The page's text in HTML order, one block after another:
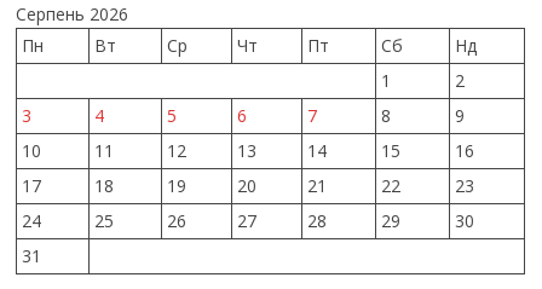
Серпень 2026
Пн
Вт Ср Чт Пт Сб
Нд
1
2
3
4 5 6 7 8
9
10
11 12 13 14 15
16
17
18 19 20 21 22
23
24
25 26 27 28 29
30
31